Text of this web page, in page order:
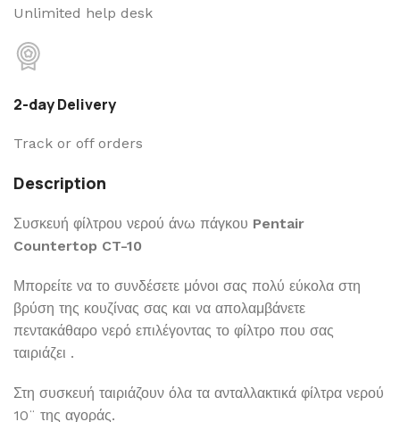
Unlimited help desk
2-day Delivery
Track or off orders
Description
Συσκευή φίλτρου νερού άνω πάγκου Pentair
Countertop CT-10
Μπορείτε να το συνδέσετε μόνοι σας πολύ εύκολα στη
βρύση της κουζίνας σας και να απολαμβάνετε
πεντακάθαρο νερό επιλέγοντας το φίλτρο που σας
ταιριάζει .
Στη συσκευή ταιριάζουν όλα τα ανταλλακτικά φίλτρα νερού
10¨ της αγοράς.